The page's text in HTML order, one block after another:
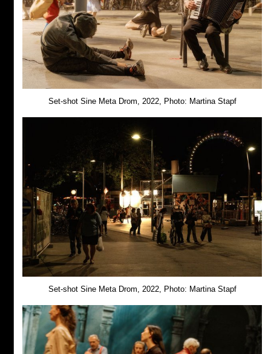
Set-shot Sine Meta Drom, 2022, Photo: Martina Stapf
Set-shot Sine Meta Drom, 2022, Photo: Martina Stapf